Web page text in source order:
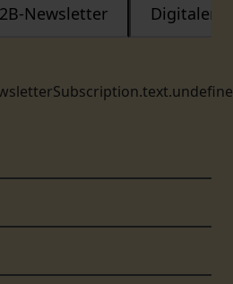
Newsletter Digitaler